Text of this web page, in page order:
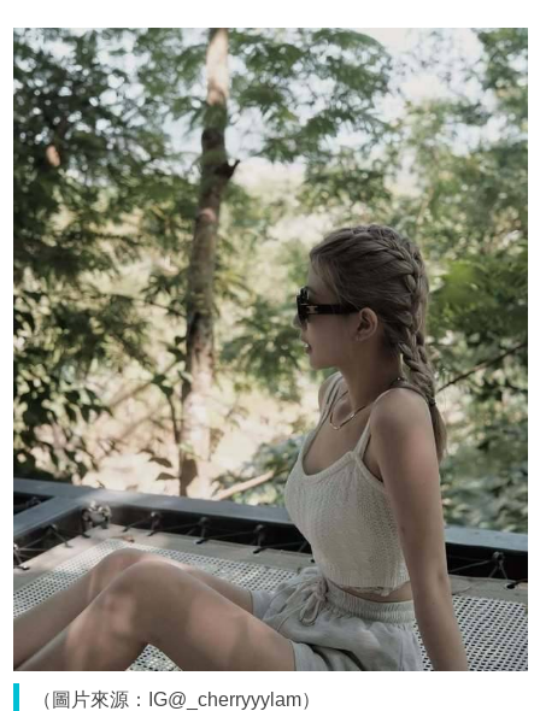
（圖片來源：IG@_cherryyylam）